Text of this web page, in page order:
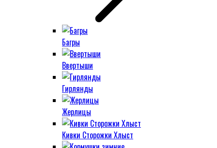
Багры
Ввертыши
Гирлянды
Жерлицы
Кивки Сторожки Хлыст